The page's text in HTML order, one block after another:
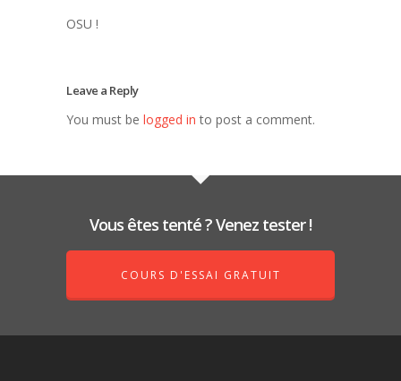
OSU !
Leave a Reply
You must be logged in to post a comment.
Vous êtes tenté ? Venez tester !
COURS D'ESSAI GRATUIT